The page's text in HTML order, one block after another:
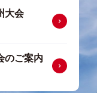
大会
詳細はこちら
のご案内
詳細はこちら